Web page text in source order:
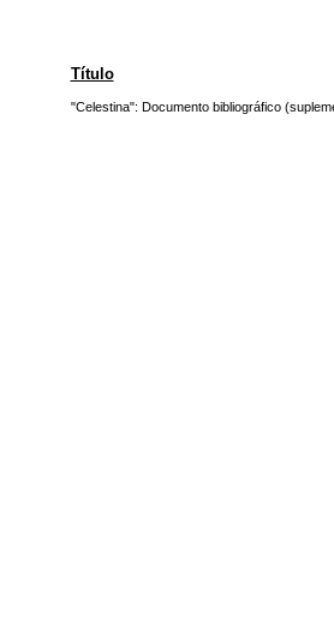
Título
"Celestina": Documento bibliográfico